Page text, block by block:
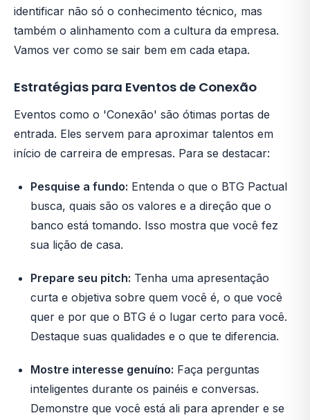
identificar não só o conhecimento técnico, mas
também o alinhamento com a cultura da empresa.
Vamos ver como se sair bem em cada etapa.
Estratégias para Eventos de Conexão
Eventos como o 'Conexão' são ótimas portas de
entrada. Eles servem para aproximar talentos em
início de carreira de empresas. Para se destacar:
Pesquise a fundo: Entenda o que o BTG Pactual
busca, quais são os valores e a direção que o
banco está tomando. Isso mostra que você fez
sua lição de casa.
Prepare seu pitch: Tenha uma apresentação
curta e objetiva sobre quem você é, o que você
quer e por que o BTG é o lugar certo para você.
Destaque suas qualidades e o que te diferencia.
Mostre interesse genuíno: Faça perguntas
inteligentes durante os painéis e conversas.
Demonstre que você está ali para aprender e se